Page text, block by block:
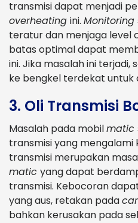
transmisi dapat menjadi
overheating ini. Monitoring
teratur dan menjaga level
batas optimal dapat
ini. Jika masalah ini terjadi,
ke bengkel terdekat untuk
3. Oli Transmisi
Masalah pada mobilmatic
transmisi yang
transmisi merupakan
matic yang dapat
transmisi. Kebocoran
yang aus, retakan pada
bahkan kerusakan pada